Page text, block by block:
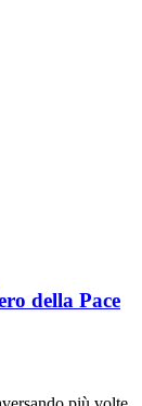
della Pace